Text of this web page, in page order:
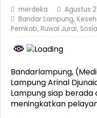
merdeka
Agustus
Bandar Lampung,
Pemkab,Ruwai Jurai,
Bandarlampung,
Lampung Arinal
Lampung siap berada
meningkatkan